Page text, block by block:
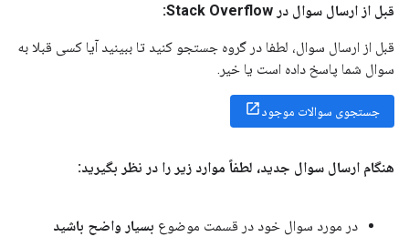
قبل از ارسال سوال در Stack Overflow:
قبل از ارسال سوال، لطفا در گروه جستجو کنید تا ببینید آیا کسی قبلا به
سوال شما پاسخ داده است یا خیر.
جستجوی سوالات موجود
هنگام ارسال سوال جدید، لطفاً موارد زیر را در نظر بگیرید:
در مورد سوال خود در قسمت موضوع بسیار واضح باشید